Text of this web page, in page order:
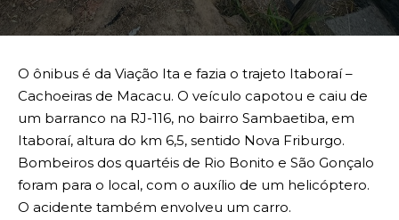
O ônibus é da Viação Ita e fazia o trajeto Itaboraí –
Cachoeiras de Macacu. O veículo capotou e caiu de
um barranco na RJ-116, no bairro Sambaetiba, em
Itaboraí, altura do km 6,5, sentido Nova Friburgo.
Bombeiros dos quartéis de Rio Bonito e São Gonçalo
foram para o local, com o auxílio de um helicóptero.
O acidente também envolveu um carro.